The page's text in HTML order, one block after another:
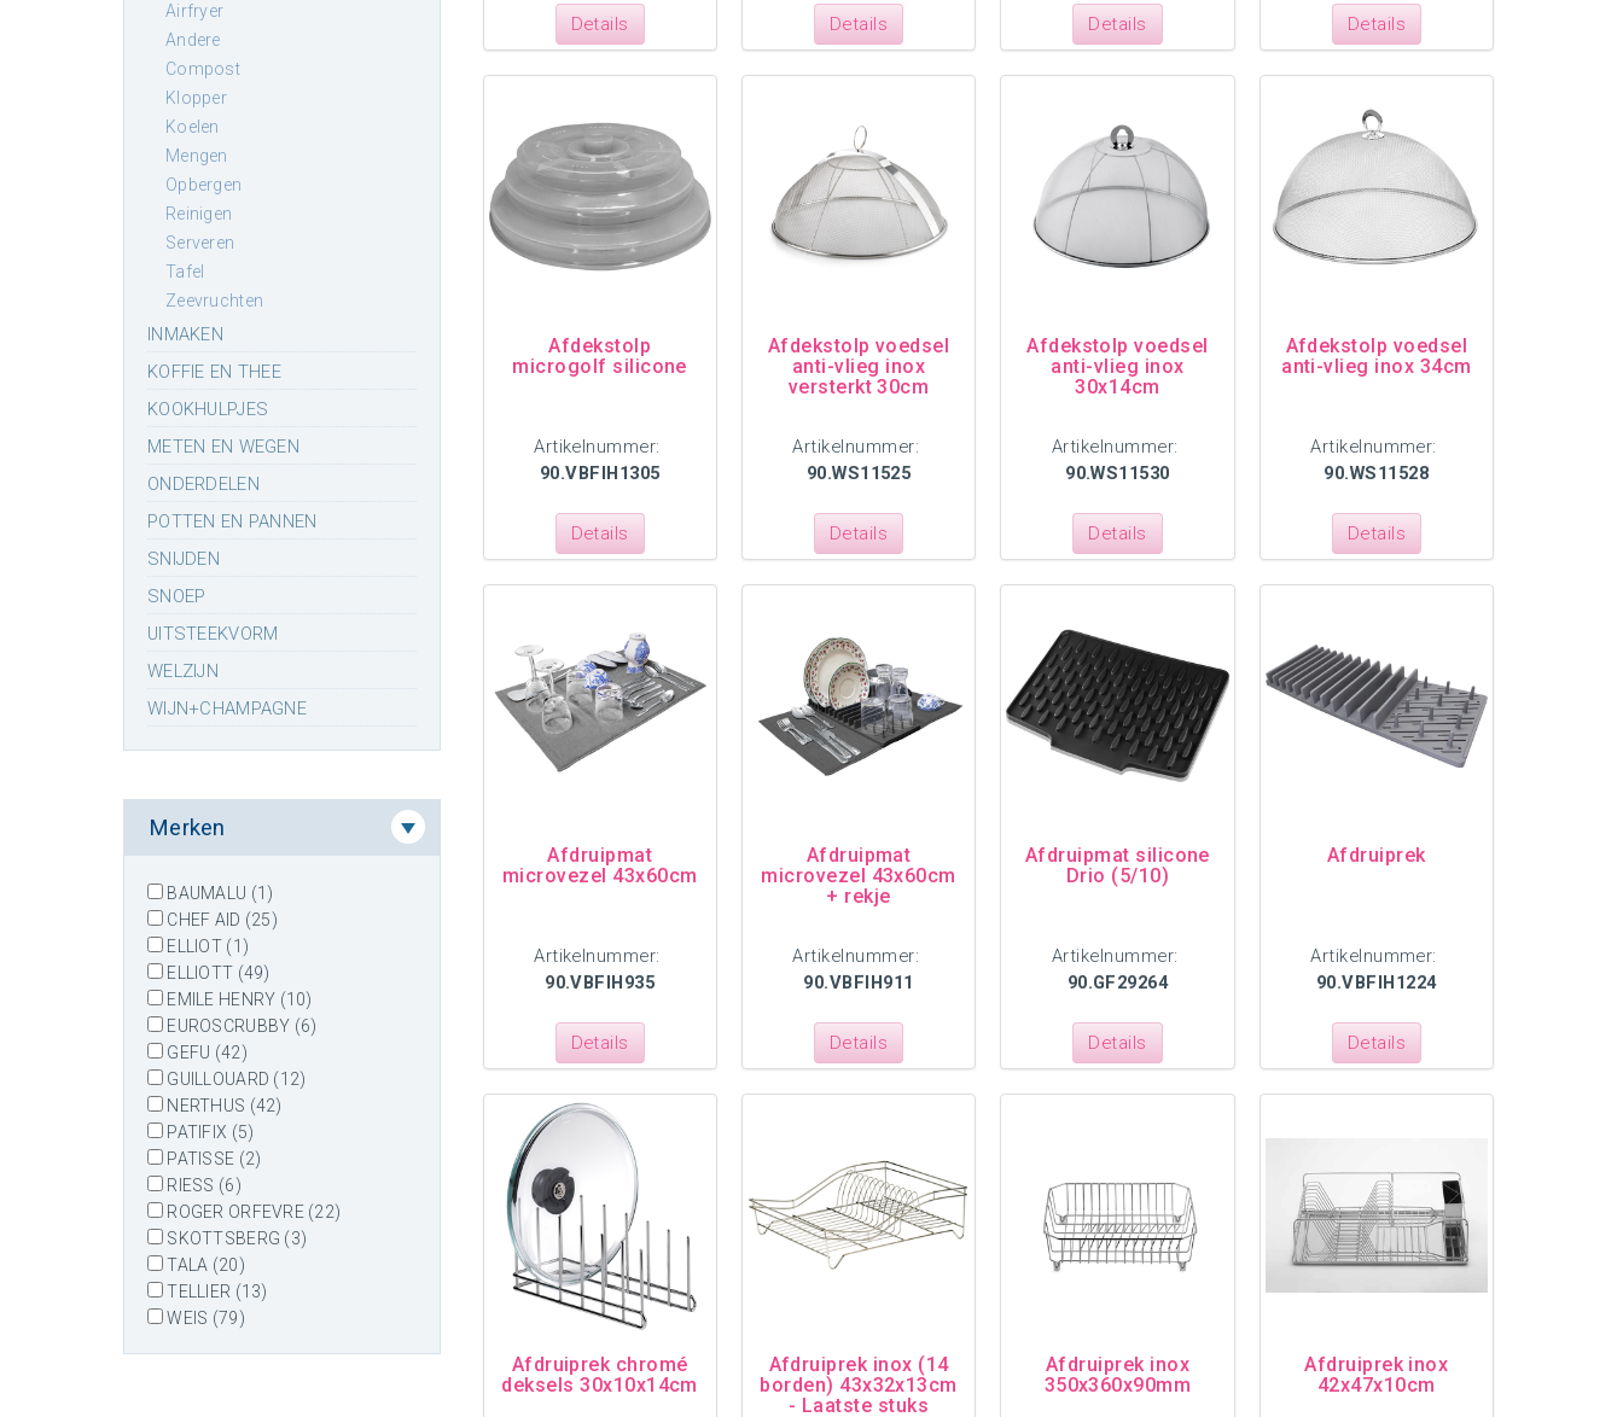
airfryer
andere
compost
klopper
koelen
mengen
opbergen
reinigen
serveren
tafel
zeevruchten
INMAKEN
KOFFIE EN THEE
KOOKHULPJES
METEN EN WEGEN
ONDERDELEN
POTTEN EN PANNEN
SNIJDEN
SNOEP
UITSTEEKVORM
WELZIJN
WIJN+CHAMPAGNE
Merken
BAUMALU (1)
CHEF AID (25)
ELLIOT (1)
ELLIOTT (49)
EMILE HENRY (10)
EUROSCRUBBY (6)
GEFU (42)
GUILLOUARD (12)
NERTHUS (42)
PATIFIX (5)
PATISSE (2)
RIESS (6)
ROGER ORFEVRE (22)
SKOTTSBERG (3)
TALA (20)
TELLIER (13)
WEIS (79)
Details Details Details Details
Afdekstolp
microgolf silicone
Artikelnummer:
90.VBFIH1305
Details
Afdekstolp voedsel
anti-vlieg inox
versterkt 30cm
Artikelnummer:
90.WS11525
Details
Afdekstolp voedsel
anti-vlieg inox
30x14cm
Artikelnummer:
90.WS11530
Details
Afdekstolp voedsel
anti-vlieg inox 34cm
Artikelnummer:
90.WS11528
Details
Afdruipmat
microvezel 43x60cm
Artikelnummer:
90.VBFIH935
Details
Afdruipmat
microvezel 43x60cm
+ rekje
Artikelnummer:
90.VBFIH911
Details
Afdruipmat silicone
Drio (5/10)
Artikelnummer:
90.GF29264
Details
Afdruiprek
Artikelnummer:
90.VBFIH1224
Details
Afdruiprek chromé
deksels 30x10x14cm
Afdruiprek inox (14
borden) 43x32x13cm
- Laatste stuks
Afdruiprek inox
350x360x90mm
Afdruiprek inox
42x47x10cm